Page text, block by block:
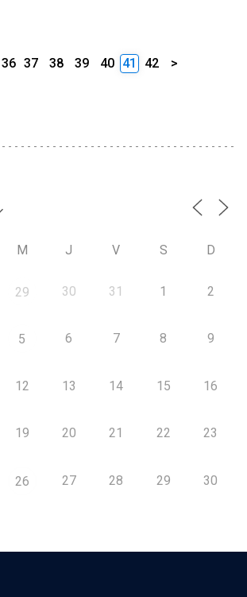
36 37 38 39 40 41 42 >
M J V S D
29 30 31 1 2
5 6 7 8 9
12 13 14 15 16
19 20 21 22 23
26 27 28 29 30